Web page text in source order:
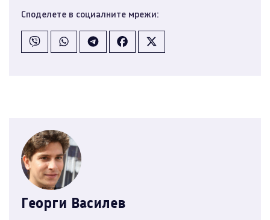
Споделете в социалните мрежи:
Георги Василев